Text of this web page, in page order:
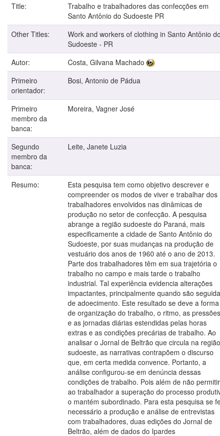
Title:
Trabalho e trabalhadores das confecções em
Santo Antônio do Sudoeste PR
Other Titles:
Work and workers of clothing in Santo Antônio
Sudoeste - PR
Autor:
Costa, Gilvana Machado
Primeiro
orientador:
Bosi, Antonio de Pádua
Primeiro
membro da
banca:
Moreira, Vagner José
Segundo
membro da
banca:
Leite, Janete Luzia
Resumo:
Esta pesquisa tem como objetivo descrever e
compreender os modos de viver e trabalhar dos
trabalhadores envolvidos nas dinâmicas de
produção no setor de confecção. A pesquisa
abrange a região sudoeste do Paraná, mais
especificamente a cidade de Santo Antônio do
Sudoeste, por suas mudanças na produção de
vestuário dos anos de 1960 até o ano de 2013.
Parte dos trabalhadores têm em sua trajetória o
trabalho no campo e mais tarde o trabalho
industrial. Tal experiência evidencia alterações
impactantes, principalmente quando são
de adoecimento. Este resultado se deve a forma
de organização do trabalho, o ritmo, as pressões
e as jornadas diárias estendidas pelas horas
extras e as condições precárias de trabalho. Ao
analisar o Jornal de Beltrão que circula na região
sudoeste, as narrativas contrapõem o discurso
que, em certa medida convence. Portanto, a
análise configurou-se em denúncia dessas
condições de trabalho. Pois além de não permitir
ao trabalhador a superação do processo
o mantém subordinado. Para esta pesquisa se
necessário a produção e análise de entrevistas
com trabalhadores, duas edições do Jornal de
Beltrão, além de dados do Ipardes